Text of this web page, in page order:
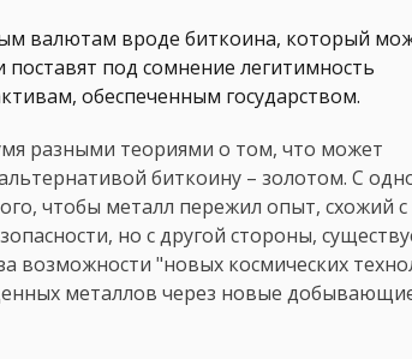
валютам вроде биткоина, который
под сомнение легитимность
обеспеченным государством.
разными теориями о том, что может
биткоину – золотом. С
чтобы металл пережил опыт, схожий с
но с другой стороны,
возможности "новых космических
металлов через новые